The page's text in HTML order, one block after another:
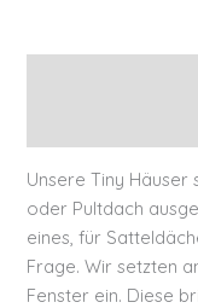
Unsere Tiny
oder Pultdach
eines, für
Frage. Wir setzten
Fenster ein. Diese